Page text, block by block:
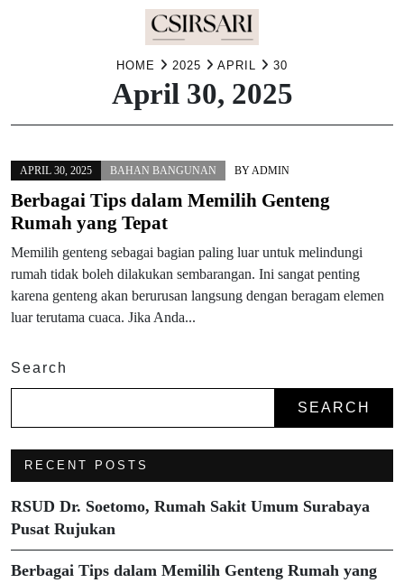
HOME 2025 APRIL 30
April 30, 2025
APRIL 30, 2025 BAHAN BANGUNAN BYADMIN
Berbagai Tips dalam Memilih Genteng
Rumah yang Tepat
Memilih genteng sebagai bagian paling luar untuk melindungi
rumah tidak boleh dilakukan sembarangan. Ini sangat penting
karena genteng akan berurusan langsung dengan beragam elemen
luar terutama cuaca. Jika Anda...
Search
SEARCH
RECENT POSTS
RSUD Dr. Soetomo, Rumah Sakit Umum Surabaya
Pusat Rujukan
Berbagai Tips dalam Memilih Genteng Rumah yang